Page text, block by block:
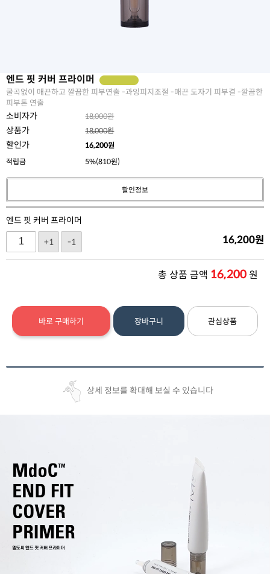
엔드 핏 커버 프라이머
굴곡없이 매끈하고 깔끔한 피부연출 -과잉피지조절 -매끈 도자기 피부결 -깔끔한
피부톤 연출
소비자가 18,000원
상품가 18,000원
할인가 16,200원
적립금
5%(810원)
할인정보
엔드 핏 커버 프라이머
+1
-1 16,200원
총 상품 금액 16,200원
바로 구매하기 장바구니 관심상품
상세 정보를 확대해 보실 수 있습니다